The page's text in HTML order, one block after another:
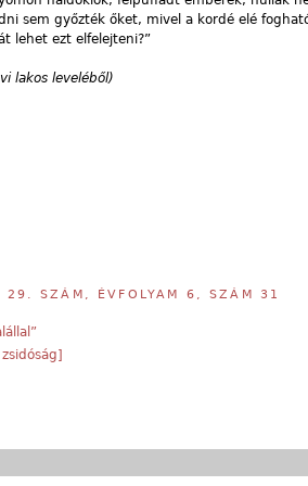
sem győzték őket, mivel a kordé elé
lehet ezt elfelejteni?”
lakos leveléből)
29. SZÁM, ÉVFOLYAM 6, SZÁM 31